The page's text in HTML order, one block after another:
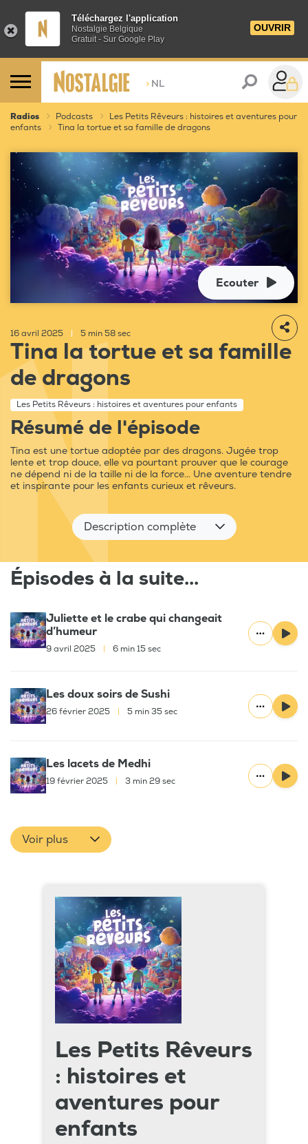
Téléchargez l'application
Nostalgie Belgique
Gratuit - Sur Google Play
OUVRIR
> NL
Radios Podcasts
Les Petits Rêveurs : histoires et aventures pour
enfants
Tina la tortue et sa famille de dragons
Ecouter
16 avril 2025 5 min 58 sec
Tina la tortue et sa famille
de dragons
Les Petits Rêveurs : histoires et aventures pour enfants
Résumé de l'épisode
Tina est une tortue adoptée par des dragons. Jugée trop
lente et trop douce, elle va pourtant prouver que le courage
ne dépend ni de la taille ni de la force… Une aventure tendre
et inspirante pour les enfants curieux et rêveurs.
Description complète
Épisodes à la suite...
Juliette et le crabe qui changeait
d’humeur
9 avril 2025 6 min 15 sec
Les doux soirs de Sushi
26 février 2025 5 min 35 sec
Les lacets de Medhi
19 février 2025 3 min 29 sec
Voir plus
Les Petits Rêveurs
: histoires et
aventures pour
enfants